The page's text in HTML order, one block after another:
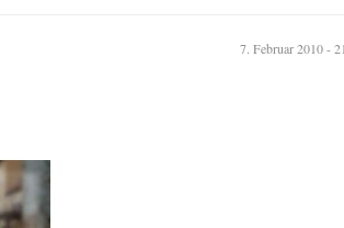
7. Februar 2010 -